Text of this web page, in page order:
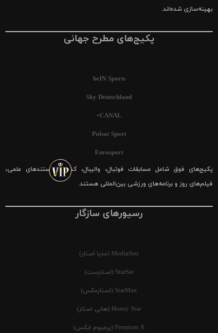
بهینه‌سازی شده‌اند.
پکیج‌های مطرح جهانی
beIN Sports
Sky Deutschland
CANAL+
Polsat Sport
Eurosport
پکیج‌های فوق شامل مسابقات فوتبال، والیبال، کشتی، مستندهای علمی،
فیلم‌های روز و برنامه‌های ورزشی بین‌المللی هستند.
رسیورهای سازگار
MediaStar (مدیا استار)
StarSat (استارست)
StarMax (استارمکس)
Honey Star (هانی استار)
Premium X (پرمیوم ایکس)